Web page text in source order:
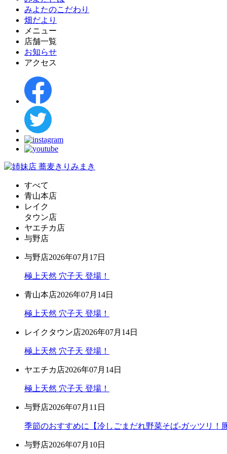
みよたのこだわり
畑だより
メニュー
店舗一覧
お知らせ
アクセス
すべて
青山本店
レイク
タウン店
ヤエチカ店
与野店
与野店2026年07月17日
極上天然 穴子天 登場！
青山本店2026年07月14日
極上天然 穴子天 登場！
レイクタウン店2026年07月14日
極上天然 穴子天 登場！
ヤエチカ店2026年07月14日
極上天然 穴子天 登場！
与野店2026年07月11日
季節のおすすめに【冷しごまだれ野菜そば-ガッツリ！
与野店2026年07月10日